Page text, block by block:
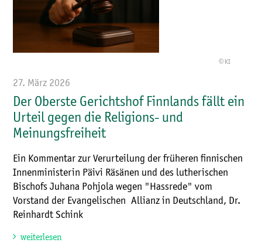
© KI
27. März 2026
Der Oberste Gerichtshof Finnlands fällt ein
Urteil gegen die Religions- und
Meinungsfreiheit
Ein Kommentar zur Verurteilung der früheren finnischen
Innenministerin Päivi Räsänen und des lutherischen
Bischofs Juhana Pohjola wegen "Hassrede" vom
Vorstand der Evangelischen Allianz in Deutschland, Dr.
Reinhardt Schink
weiterlesen